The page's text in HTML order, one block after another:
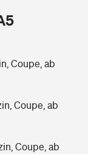
Alter?
Coupe, ab
Coupe, ab
Coupe, ab